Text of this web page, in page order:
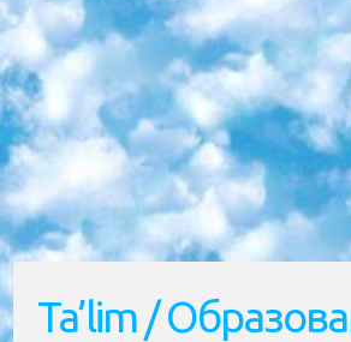
Ta’lim /